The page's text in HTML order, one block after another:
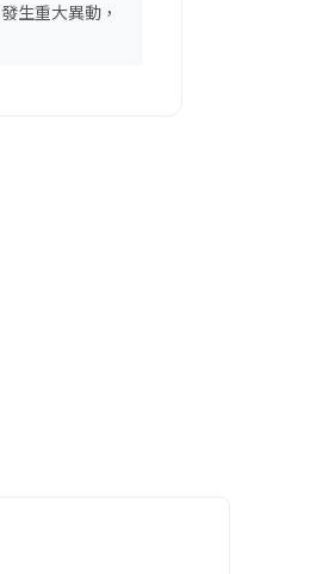
生重大異動，